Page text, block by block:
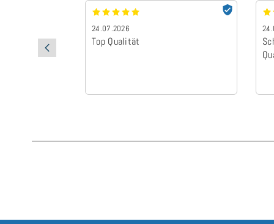
24.07.2026
Top Qualität